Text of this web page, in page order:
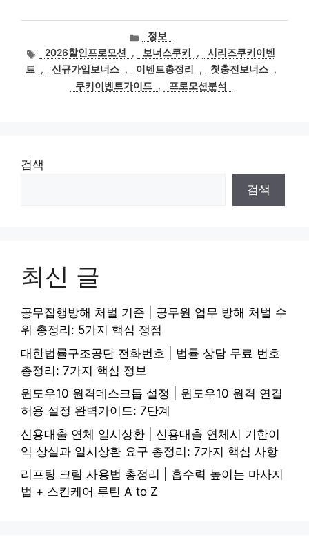
카
테
고
리
정보
태2026할인프로모션 , 보너스쿠키 ,
시리즈쿠키이벤
트 , 신규가입보너스 , 이벤트총정리 , 첫충전보너스 ,
쿠키이벤트가이드 , 프로모션분석
검색
검색
최신 글
공무집행방해 처벌 기준 | 공무원 업무 방해 처벌 수
위 총정리: 5가지 핵심 쟁점
대한법률구조공단 전화번호 | 법률 상담 무료 번호
총정리: 7가지 핵심 정보
윈도우10 원격데스크톱 설정 | 윈도우10 원격 연결
허용 설정 완벽가이드: 7단계
신용대출 연체 일시상환 | 신용대출 연체시 기한이
익 상실과 일시상환 요구 총정리: 7가지 핵심 사항
리프팅 크림 사용법 총정리 | 흡수력 높이는 마사지
법 + 스킨케어 루틴 A to Z